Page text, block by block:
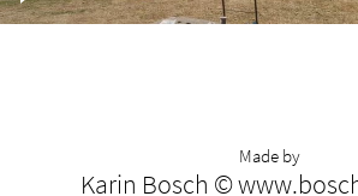
Made by
Karin Bosch ©